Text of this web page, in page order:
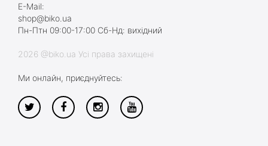
E-Mail:
shop@biko.ua
Пн-Птн 09:00-17:00 Сб-Нд: вихідний
2026 @biko.ua Усі права захищені
Ми онлайн, приєднуйтесь: